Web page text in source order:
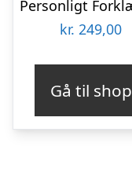
kr. 249,00
Gå til shop